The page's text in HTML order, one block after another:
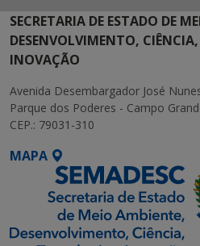
SECRETARIA DE ESTADO DE
DESENVOLVIMENTO,
INOVAÇÃO
Avenida Desembargador José
Parque dos Poderes - Campo
CEP.: 79031-310
MAPA